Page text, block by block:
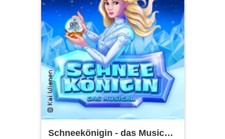
Schneekönigin - das Musical |